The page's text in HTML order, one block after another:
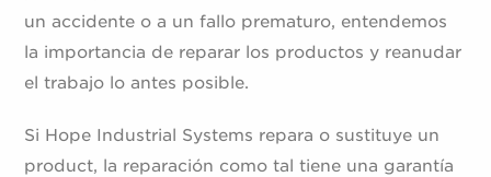
un accidente o a un fallo prematuro, entendemos
la importancia de reparar los productos y reanudar
el trabajo lo antes posible.
Si Hope Industrial Systems repara o sustituye un
product, la reparación como tal tiene una garantía